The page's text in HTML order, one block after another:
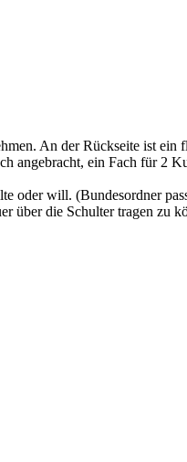
An der Rückseite ist ein
ein Fach für 2
oder will. (Bundesordner
über die Schulter tragen zu